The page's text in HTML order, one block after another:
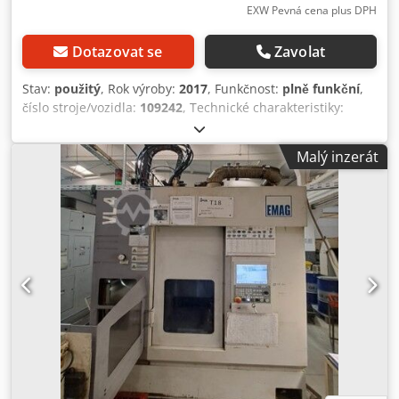
nástroje # Plně zakrytovaná pracovní oblast, osvětlení
dispozici, tištěný manuál neúplný Stav stroje: NEFUNGUJE
# Převodník hydraulického elektromotoru # Motor
poháněného nástroje
EXW Pevná cena plus DPH
Dotazovat se Zavolat
Stav: použitý, Rok výroby: 2017, Funkčnost: plně funkční,
číslo stroje/vozidla: 109242, Technické charakteristiky:
Pracovní oblast # Průměr sklíčidla: 260 mm # Max.
hmotnost obrobku: 150 kg # Průměr na otočení: 280 mm #
Max. průměr / výška obrobku: 200/200 mm # Pojezd v ose X
(pracovní zdvih): 760 mm / Rychloposuv v ose X: 60 m/min /
Posuvová síla 6,9 kN # Pojezd v ose Z: 415 mm /
Rychloposuv v ose Z: 30 m/min / Posuvová síla 18,7 kN #
Doba nakládání: 5÷6 s Chedpfx Anoxxit Usmea #
Standardní uzavřená automatizace (počet zakládacích
hnízd dle průměru obrobku): 14/(80...200), 18/(30...160),
30/(30...85) Hlavní vřeteno # Vřeteno dle DIN 55026: Velikost
6 # Maximální otáčky: 4500 min⁻¹ # Výkon při 100/40%
zatížení: 25 / 18 kW # Krouticí moment při 100/40%
zatížení: 280 / 200 Nm Nosič nástrojů s poháněnými
nástroji # Držáky válcové stopky dle DIN 69880: 12 × BMT65
# Počet pozic: 12 # Max. délka nástroje včetně držáku: 200
Malý inzerát